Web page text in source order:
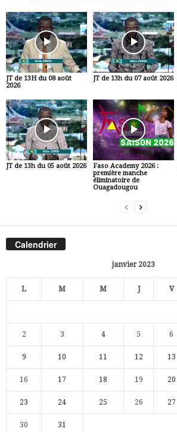
JT de 13H du 08 août
2026
JT de 13h du 07 août 2026
JT de 13h du 05 août 2026
Faso Academy 2026 :
première manche
éliminatoire de
Ouagadougou
Calendrier
janvier 2023
L M M J V
2 3 4 5 6
9 10 11 12 13
16 17 18 19 20
23 24 25 26 27
30 31